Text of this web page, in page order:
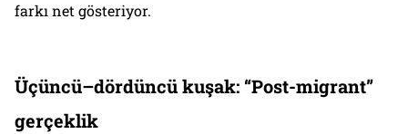
farkı net gösteriyor.
Üçüncü–dördüncü kuşak: “Post-migrant”
gerçeklik